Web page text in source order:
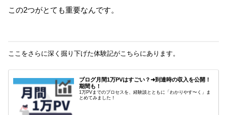
この2つがとても重要なんです。
ここをさらに深く掘り下げた体験記がこちらにあります。
ブログ月間1万PVはすごい？➜到達時の収入を公開！
期間も！
1万PVまでのプロセスを、経験談とともに「わかりやす〜く」ま
とめてみました！